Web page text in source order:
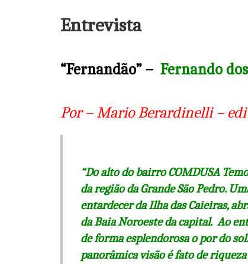
Entrevista
“Fernandão” – Fernando
Por – Mario Berardinelli –
“Do alto do bairro COMDUSA
da região da Grande São Pedro.
entardecer da Ilha das Caieiras,
da Baia Noroeste da capital. Ao
de forma esplendorosa o por do
panorâmica visão é fato de